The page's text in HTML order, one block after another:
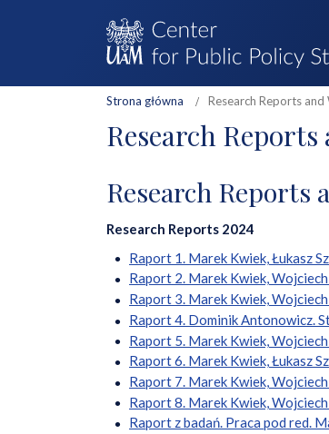
Strona główna Research Reports
Research
Research Reports
Research Reports 2024
Raport 1. Marek Kwiek, Łukasz
Raport 2. Marek Kwiek,
Raport 3. Marek Kwiek,
Raport 4. Dominik Antonowicz.
Raport 5. Marek Kwiek,
Raport 6. Marek Kwiek, Łukasz
Raport 7. Marek Kwiek,
Raport 8. Marek Kwiek,
Raport z badań. Praca pod red.